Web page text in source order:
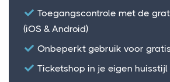
Toegangscontrole met de
(iOS & Android)
Onbeperkt gebruik voor
Ticketshop in je eigen